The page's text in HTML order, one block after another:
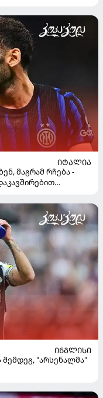
ᲘᲢᲐᲚᲘᲐ
მაგრამ რჩება -
ᲘᲜᲒᲚᲘᲡᲘ
"არსენალმა"